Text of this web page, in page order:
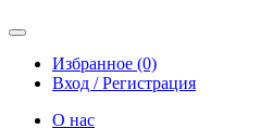
Избранное (0)
Вход / Регистрация
О нас